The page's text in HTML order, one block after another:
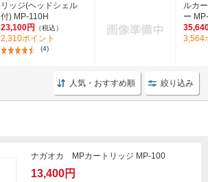
リッジ(ヘッドシェル
付) MP-110H
23,100円
（税込）
2,310ポイント
(4)
ルカ
ー
3,564
人気・おすすめ順 絞り込み
ナガオカ MPカートリッジ MP-100
13,400円